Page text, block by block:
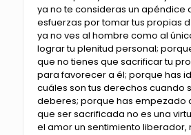
ya no te consideras un apéndice
esfuerzas por tomar tus propias
ya no ves al hombre como al
lograr tu plenitud personal;
que no tienes que sacrificar tu
para favorecer a él; porque has
cuáles son tus derechos cuando
deberes; porque has empezado
que ser sacrificada no es una
el amor un sentimiento liberador,